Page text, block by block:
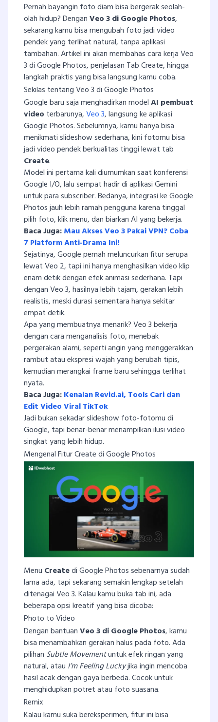
Pernah bayangin foto diam bisa bergerak seolah-
olah hidup? DenganVeo 3 di Google Photos,
sekarang kamu bisa mengubah foto jadi video
pendek yang terlihat natural, tanpa aplikasi
tambahan. Artikel ini akan membahas cara kerja Veo
3 di Google Photos, penjelasan Tab Create, hingga
langkah praktis yang bisa langsung kamu coba.
Sekilas tentang Veo 3 di Google Photos
Google baru saja menghadirkan modelAI pembuat
video terbarunya,Veo 3, langsung ke aplikasi
Google Photos. Sebelumnya, kamu hanya bisa
menikmati slideshow sederhana, kini fotomu bisa
jadi video pendek berkualitas tinggi lewat tab
Create.
Model ini pertama kali diumumkan saat konferensi
Google I/O, lalu sempat hadir di aplikasi Gemini
untuk para subscriber. Bedanya, integrasi ke Google
Photos jauh lebih ramah pengguna karena tinggal
pilih foto, klik menu, dan biarkan AI yang bekerja.
Baca Juga:Mau Akses Veo 3 Pakai VPN? Coba
7 Platform Anti-Drama Ini!
Sejatinya, Google pernah meluncurkan fitur serupa
lewat Veo 2, tapi ini hanya menghasilkan video klip
enam detik dengan efek animasi sederhana. Tapi
dengan Veo 3, hasilnya lebih tajam, gerakan lebih
realistis, meski durasi sementara hanya sekitar
empat detik.
Apa yang membuatnya menarik? Veo 3 bekerja
dengan cara menganalisis foto, menebak
pergerakan alami, seperti angin yang menggerakkan
rambut atau ekspresi wajah yang berubah tipis,
kemudian merangkai frame baru sehingga terlihat
nyata.
Baca Juga:Kenalan Revid.ai, Tools Cari dan
Edit Video Viral TikTok
Jadi bukan sekadar slideshow foto-fotomu di
Google, tapi benar-benar menampilkan ilusi video
singkat yang lebih hidup.
Mengenal Fitur Create di Google Photos
Menu Createdi Google Photos sebenarnya sudah
lama ada, tapi sekarang semakin lengkap setelah
ditenagai Veo 3. Kalau kamu buka tab ini, ada
beberapa opsi kreatif yang bisa dicoba:
Photo to Video
Dengan bantuanVeo 3 di Google Photos, kamu
bisa menambahkan gerakan halus pada foto. Ada
pilihan Subtle Movementuntuk efek ringan yang
natural, atau I’m Feeling Luckyjika ingin mencoba
hasil acak dengan gaya berbeda. Cocok untuk
menghidupkan potret atau foto suasana.
Remix
Kalau kamu suka bereksperimen, fitur ini bisa